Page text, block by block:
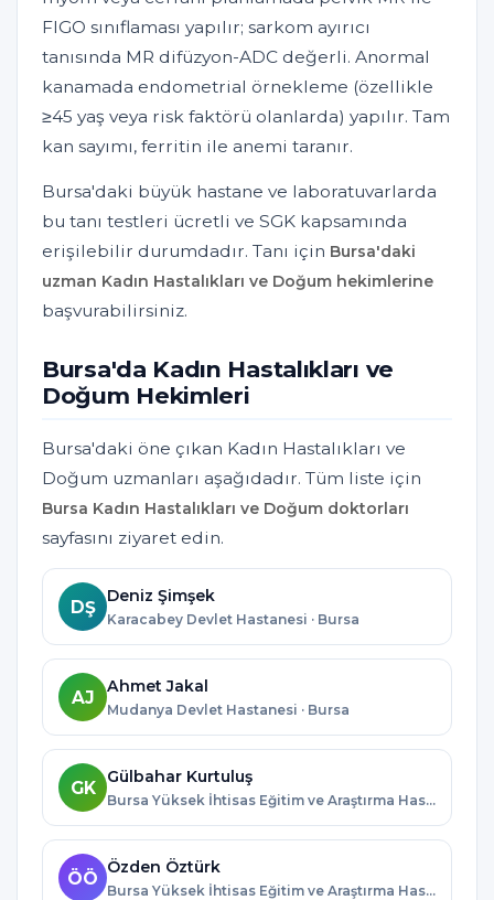
FIGO sınıflaması yapılır; sarkom ayırıcı
tanısında MR difüzyon-ADC değerli. Anormal
kanamada endometrial örnekleme (özellikle
≥45 yaş veya risk faktörü olanlarda) yapılır. Tam
kan sayımı, ferritin ile anemi taranır.
Bursa'daki büyük hastane ve laboratuvarlarda
bu tanı testleri ücretli ve SGK kapsamında
erişilebilir durumdadır. Tanı için Bursa'daki
uzman Kadın Hastalıkları ve Doğum hekimlerine
başvurabilirsiniz.
Bursa'da Kadın Hastalıkları ve
Doğum Hekimleri
Bursa'daki öne çıkan Kadın Hastalıkları ve
Doğum uzmanları aşağıdadır. Tüm liste için
Bursa Kadın Hastalıkları ve Doğum doktorları
sayfasını ziyaret edin.
DŞ
Deniz Şimşek
Karacabey Devlet Hastanesi · Bursa
AJ
Ahmet Jakal
Mudanya Devlet Hastanesi · Bursa
GK
Gülbahar Kurtuluş
Bursa Yüksek İhtisas Eğitim ve Araştırma Hastanesi · Bursa
ÖÖ
Özden Öztürk
Bursa Yüksek İhtisas Eğitim ve Araştırma Hastanesi · Bursa